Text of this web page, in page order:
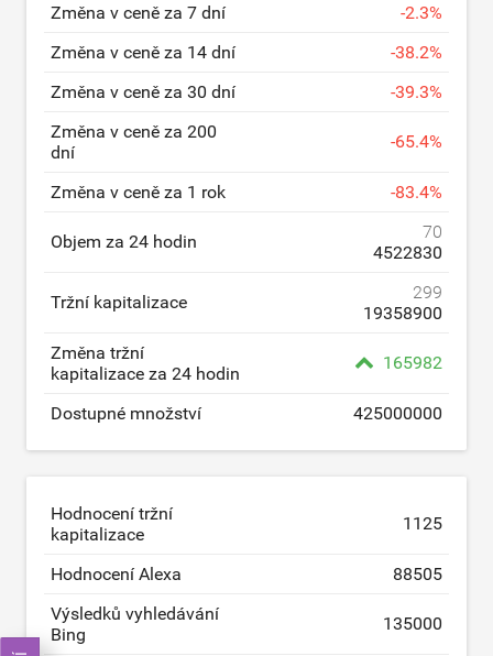
Změna v ceně za 7 dní -2.3%
Změna v ceně za 14 dní
-38.2%
Změna v ceně za 30 dní
-39.3%
Změna v ceně za 200
dní
-65.4%
Změna v ceně za 1 rok -83.4%
Objem za 24 hodin
70
4522830
Tržní kapitalizace
299
19358900
Změna tržní
kapitalizace za 24 hodin
165982
Dostupné množství 425000000
Hodnocení tržní
kapitalizace
1125
Hodnocení Alexa
88505
Výsledků vyhledávání
Bing
135000